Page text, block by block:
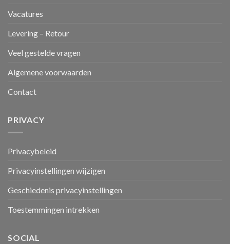
Vacatures
Levering – Retour
Veel gestelde vragen
Algemene voorwaarden
Contact
PRIVACY
Privacybeleid
Privacyinstellingen wijzigen
Geschiedenis privacyinstellingen
Toestemmingen intrekken
SOCIAL